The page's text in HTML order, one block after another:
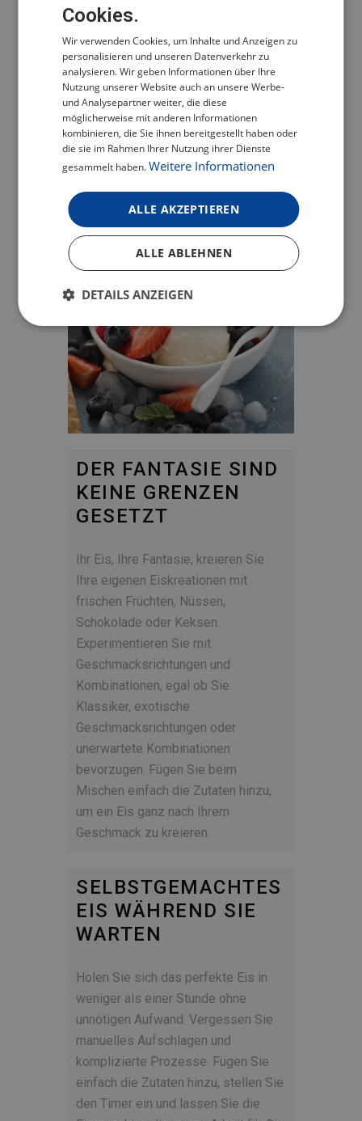
DER FANTASIE SIND
KEINE GRENZEN
GESETZT
Ihr Eis, Ihre Fantasie, kreieren Sie
Ihre eigenen Eiskreationen mit
frischen Früchten, Nüssen,
Schokolade oder Keksen.
Experimentieren Sie mit
Geschmacksrichtungen und
Kombinationen, egal ob Sie
Klassiker, exotische
Geschmacksrichtungen oder
unerwartete Kombinationen
bevorzugen. Fügen Sie beim
Mischen einfach die Zutaten hinzu,
um ein Eis ganz nach Ihrem
Geschmack zu kreieren.
SELBSTGEMACHTES
EIS WÄHREND SIE
WARTEN
Holen Sie sich das perfekte Eis in
weniger als einer Stunde ohne
unnötigen Aufwand. Vergessen Sie
manuelles Aufschlagen und
komplizierte Prozesse. Fügen Sie
einfach die Zutaten hinzu, stellen Sie
den Timer ein und lassen Sie die
POLISH
ENGLISH
Cookies.
Wir verwenden Cookies, um Inhalte und Anzeigen zu
personalisieren und unseren Datenverkehr zu
analysieren. Wir geben Informationen über Ihre
Nutzung unserer Website auch an unsere Werbe-
und Analysepartner weiter, die diese
möglicherweise mit anderen Informationen
kombinieren, die Sie ihnen bereitgestellt haben oder
die sie im Rahmen Ihrer Nutzung ihrer Dienste
gesammelt haben. Weitere Informationen
ALLE AKZEPTIEREN
ALLE ABLEHNEN
DETAILS ANZEIGEN